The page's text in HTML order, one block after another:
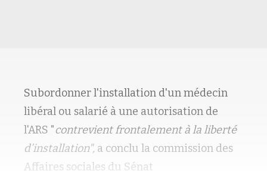
Subordonner l'installation d'un médecin
libéral ou salarié à une autorisation de
l'ARS "contrevient frontalement à la liberté
d’installation", a conclu la commission des
Affaires sociales du Sénat